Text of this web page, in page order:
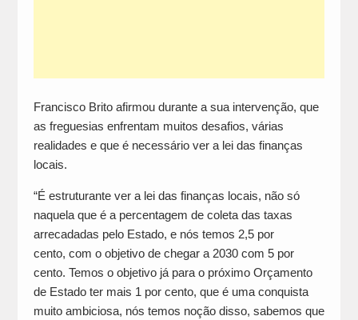
Francisco Brito afirmou durante a sua intervenção, que
as freguesias enfrentam muitos desafios, várias
realidades e que é necessário ver a lei das finanças
locais.
“É estruturante ver a lei das finanças locais, não só
naquela que é a percentagem de coleta das taxas
arrecadadas pelo Estado, e nós temos 2,5 por
cento, com o objetivo de chegar a 2030 com 5 por
cento. Temos o objetivo já para o próximo Orçamento
de Estado ter mais 1 por cento, que é uma conquista
muito ambiciosa, nós temos noção disso, sabemos que